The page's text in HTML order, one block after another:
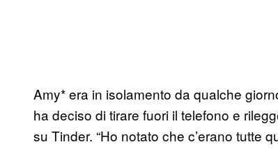
Amy* era in isolamento da qualche
ha deciso di tirare fuori il telefono e
su Tinder. “Ho notato che c’erano tutte